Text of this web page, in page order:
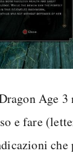
Age 3
e fare
che